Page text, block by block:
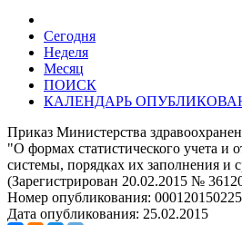
Сегодня
Неделя
Месяц
ПОИСК
КАЛЕНДАРЬ
Приказ Министерства
"О формах статистического учета
системы, порядках их заполнения и
(Зарегистрирован 20.02.2015 №
Номер опубликования:
Дата опубликования: 25.02.2015